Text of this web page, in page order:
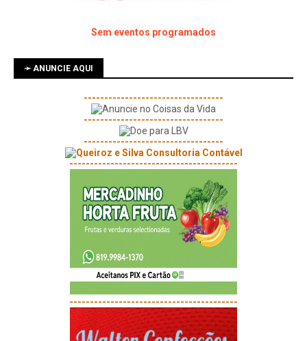
Sem eventos programados
➛ ANUNCIE AQUI
----------------------------------
----------------------------------
----------------------------------
-----------------------------------------
-----------------------------------------